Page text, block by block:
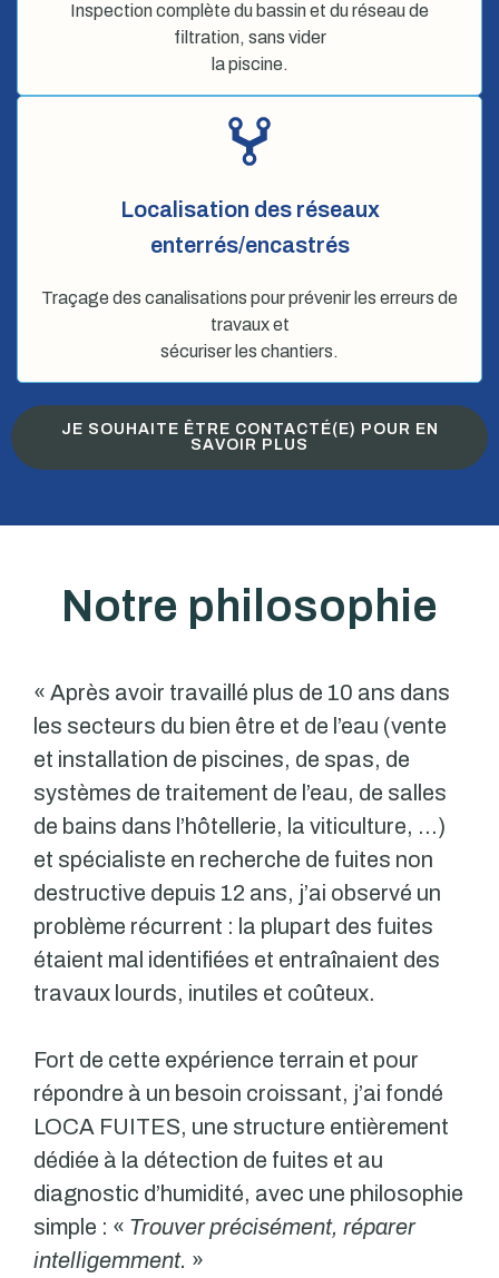
Inspection complète du bassin et du réseau de
filtration, sans vider
la piscine.
Localisation des réseaux
enterrés/encastrés
Traçage des canalisations pour prévenir les erreurs de
travaux et
sécuriser les chantiers.
JE SOUHAITE ÊTRE CONTACTÉ(E) POUR EN
SAVOIR PLUS
Notre philosophie
« Après avoir travaillé plus de 10 ans dans
les secteurs du bien être et de l’eau (vente
et installation de piscines, de spas, de
systèmes de traitement de l’eau, de salles
de bains dans l’hôtellerie, la viticulture, …)
et spécialiste en recherche de fuites non
destructive depuis 12 ans, j’ai observé un
problème récurrent : la plupart des fuites
étaient mal identifiées et entraînaient des
travaux lourds, inutiles et coûteux.
Fort de cette expérience terrain et pour
répondre à un besoin croissant, j’ai fondé
LOCA FUITES, une structure entièrement
dédiée à la détection de fuites et au
diagnostic d’humidité, avec une philosophie
simple : « Trouver précisément, réparer
intelligemment. »